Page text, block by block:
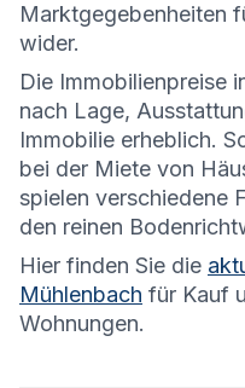
Marktgegebenheiten
wider.
Die Immobilienpreise
nach Lage,
Immobilie erheblich.
bei der Miete von
spielen verschiedene
den reinen
Hier finden Sie die
Mühlenbach für Kauf
Wohnungen.